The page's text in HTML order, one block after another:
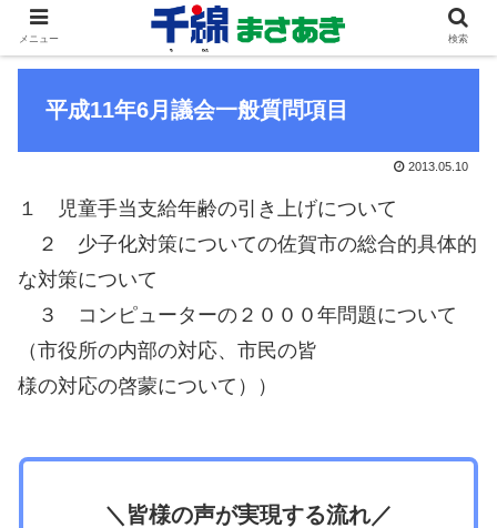
平成11年6月議会一般質問項目
2013.05.10
１ 児童手当支給年齢の引き上げについて
２ 少子化対策についての佐賀市の総合的具体的
な対策について
３ コンピューターの２０００年問題について
（市役所の内部の対応、市民の皆
様の対応の啓蒙について））
＼皆様の声が実現する流れ／
メニュー 検索